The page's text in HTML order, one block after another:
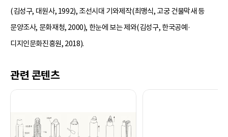
(김성구, 대원사, 1992), 조선시대 기와제작(최맹식, 고궁 건물막새 등
문양조사, 문화재청, 2000), 한눈에 보는 제와(김성구, 한국공예·
디지인문화진흥원, 2018).
관련 콘텐츠